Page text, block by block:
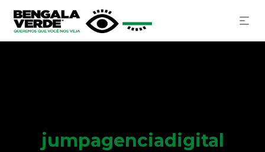
jumpagenciadigital